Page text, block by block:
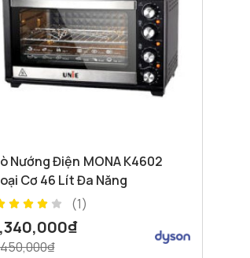
Nướng Điện MONA K4602
Cơ 46 Lít Đa Năng
(1)
₫
₫